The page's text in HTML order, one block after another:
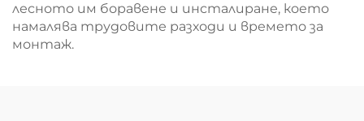
лесното им боравене и инсталиране, което
намалява трудовите разходи и времето за
монтаж.